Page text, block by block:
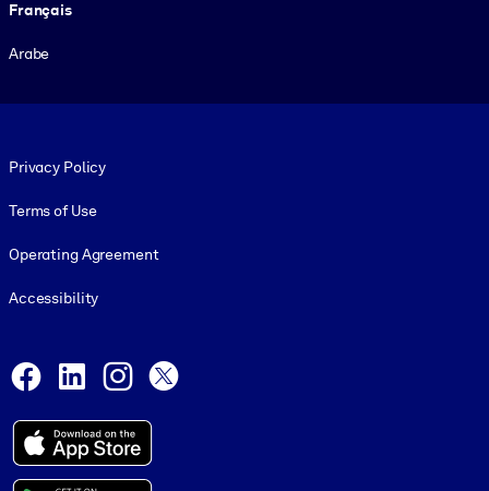
Français
Arabe
Privacy Policy
Terms of Use
Operating Agreement
Accessibility
Facebook
LinkedInInstagram